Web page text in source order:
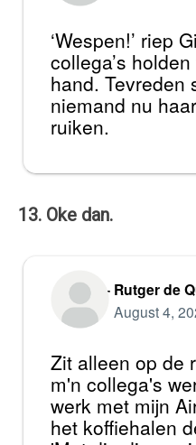
‘Wespen!’ riep
collega’s
hand. Tevreden
niemand nu
ruiken.
13. Oke dan.
Zit alleen op de
m'n collega's
werk met mijn
het koffiehalen
— Rutger de
August 4,